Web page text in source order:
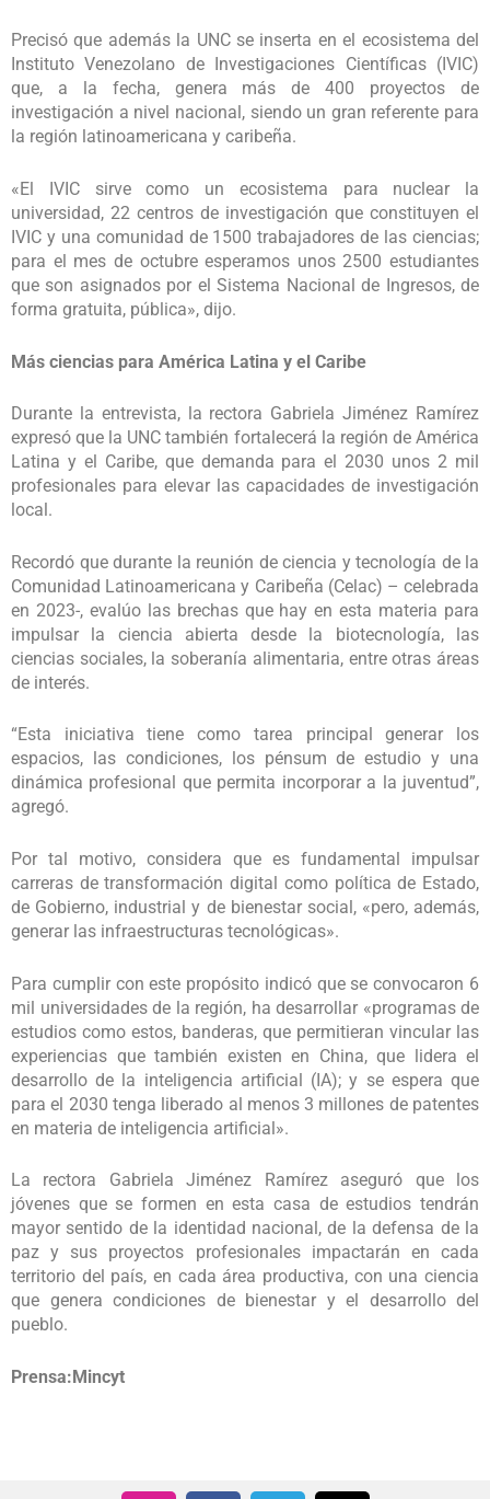
Precisó que además la UNC se inserta en el ecosistema del
Instituto Venezolano de Investigaciones Científicas (IVIC)
que, a la fecha, genera más de 400 proyectos de
investigación a nivel nacional, siendo un gran referente para
la región latinoamericana y caribeña.
«El IVIC sirve como un ecosistema para nuclear la
universidad, 22 centros de investigación que constituyen el
IVIC y una comunidad de 1500 trabajadores de las ciencias;
para el mes de octubre esperamos unos 2500 estudiantes
que son asignados por el Sistema Nacional de Ingresos, de
forma gratuita, pública», dijo.
Más ciencias para América Latina y el Caribe
Durante la entrevista, la rectora Gabriela Jiménez Ramírez
expresó que la UNC también fortalecerá la región de América
Latina y el Caribe, que demanda para el 2030 unos 2 mil
profesionales para elevar las capacidades de investigación
local.
Recordó que durante la reunión de ciencia y tecnología de la
Comunidad Latinoamericana y Caribeña (Celac) – celebrada
en 2023-, evalúo las brechas que hay en esta materia para
impulsar la ciencia abierta desde la biotecnología, las
ciencias sociales, la soberanía alimentaria, entre otras áreas
de interés.
“Esta iniciativa tiene como tarea principal generar los
espacios, las condiciones, los pénsum de estudio y una
dinámica profesional que permita incorporar a la juventud”,
agregó.
Por tal motivo, considera que es fundamental impulsar
carreras de transformación digital como política de Estado,
de Gobierno, industrial y de bienestar social, «pero, además,
generar las infraestructuras tecnológicas».
Para cumplir con este propósito indicó que se convocaron 6
mil universidades de la región, ha desarrollar «programas de
estudios como estos, banderas, que permitieran vincular las
experiencias que también existen en China, que lidera el
desarrollo de la inteligencia artificial (IA); y se espera que
para el 2030 tenga liberado al menos 3 millones de patentes
en materia de inteligencia artificial».
La rectora Gabriela Jiménez Ramírez aseguró que los
jóvenes que se formen en esta casa de estudios tendrán
mayor sentido de la identidad nacional, de la defensa de la
paz y sus proyectos profesionales impactarán en cada
territorio del país, en cada área productiva, con una ciencia
que genera condiciones de bienestar y el desarrollo del
pueblo.
Prensa:Mincyt